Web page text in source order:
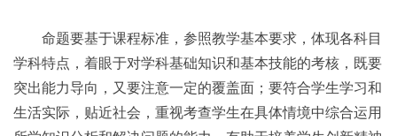
命题要基于课程标准，参照教学基本要求，体现各科目
学科特点，着眼于对学科基础知识和基本技能的考核，既要
突出能力导向，又要注意一定的覆盖面；要符合学生学习和
生活实际，贴近社会，重视考查学生在具体情境中综合运用